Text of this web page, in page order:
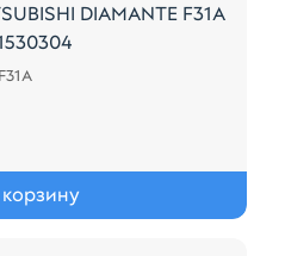
DIAMANTE F31A
DIAMANTE F31A Зад